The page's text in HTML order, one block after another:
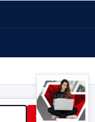
Cerca